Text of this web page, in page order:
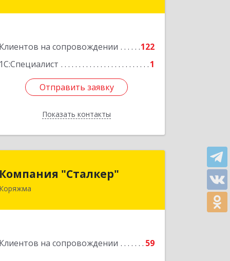
Клиентов на сопровождении
122
1С:Специалист
1
Отправить заявку
Показать контакты
Отправить заявку
Назад
Компания "Сталкер"
Коряжма
Клиентов на сопровождении 59
165651, Архангельская обл, Коряжма г,